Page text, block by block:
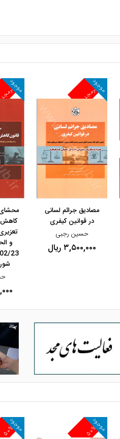
مشاهده و خرید
غیرمجد
موجود
مصادیق جرائم لسانی
در قوانین کیفری
حسین رجبی
۳,۵۰۰,۰۰۰ ریال
غیرمجد
موجود
محشای
و
۵۰%
موجود ۵۰%
موجود